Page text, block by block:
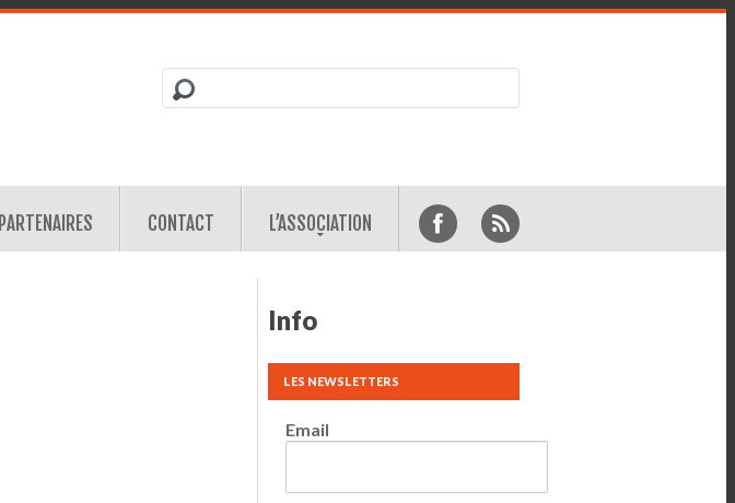
PARTENAIRES CONTACT L’ASSOCIATION
Info
LES NEWSLETTERS
Email